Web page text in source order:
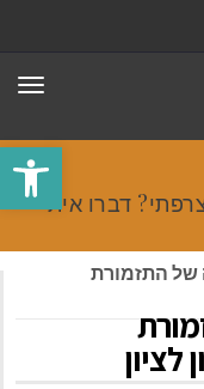
פתח
דברו איתי
של התזמורת